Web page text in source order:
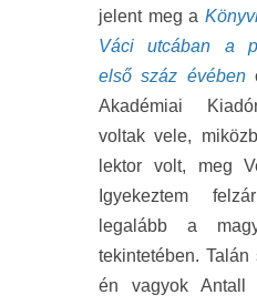
jelent meg a
Váci utcában a
első száz évében
Akadémiai
voltak vele,
lektor volt, meg
Igyekeztem
legalább a
tekintetében.
én vagyok Antall